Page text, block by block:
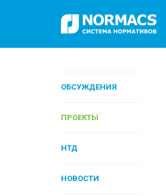
ОБСУЖДЕНИЯ
ПРОЕКТЫ
НТД
НОВОСТИ